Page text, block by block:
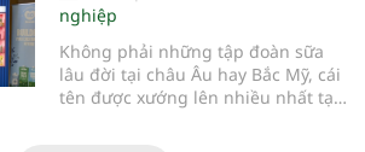
nghiệp
Không phải những tập đoàn sữa
lâu đời tại châu Âu hay Bắc Mỹ, cái
tên được xướng lên nhiều nhất tại